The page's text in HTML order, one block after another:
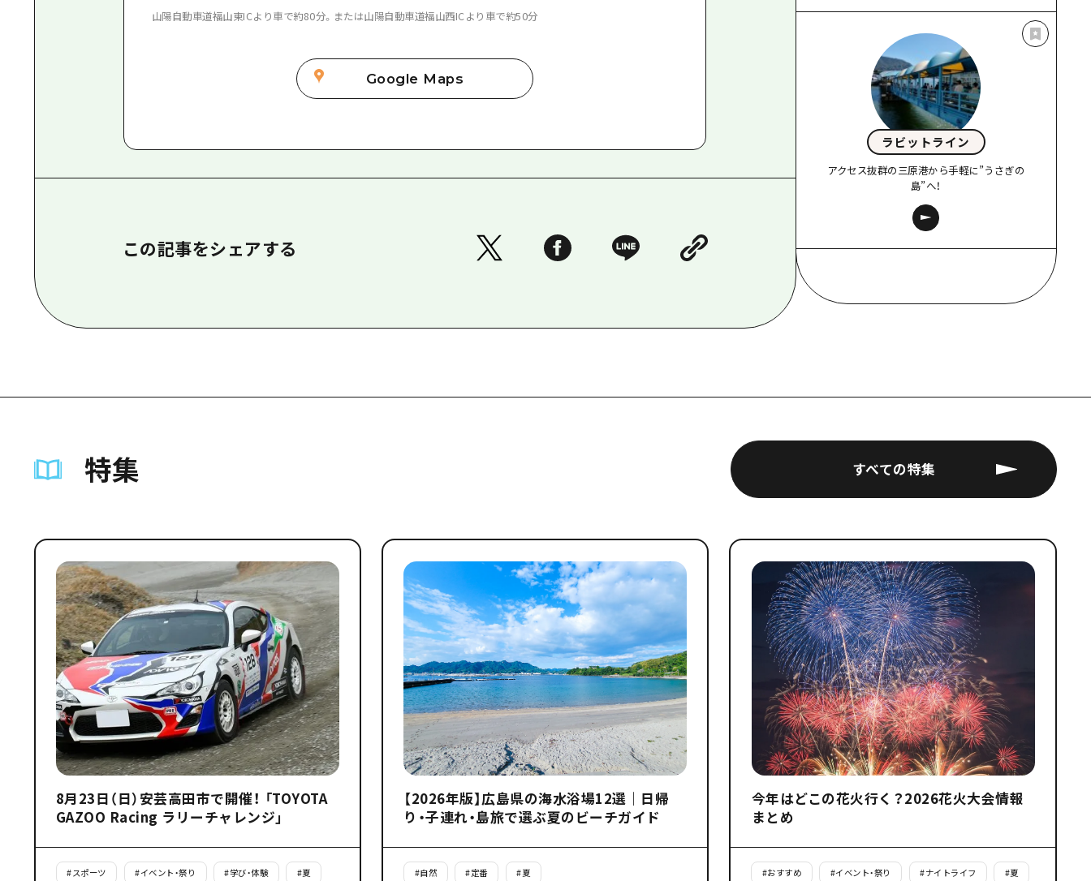
山陽自動車道福山東ICより車で約80分。または山陽自動車道福山西ICより車で約50分
Google Maps
この記事をシェアする
ラビットライン
アクセス抜群の三原港から手軽に”うさぎの
島”へ！
特集 すべての特集
8月23日（日）安芸高田市で開催！ 「TOYOTA
GAZOO Racing ラリーチャレンジ」
# スポーツ #イベント・祭り #学び・体験 #夏
【2026年版】広島県の海水浴場12選｜日帰
り・子連れ・島旅で選ぶ夏のビーチガイド
#自然 #定番 #夏
今年はどこの花火行く？2026花火大会情報
まとめ
#おすすめ #イベント・祭り #ナイトライフ #夏